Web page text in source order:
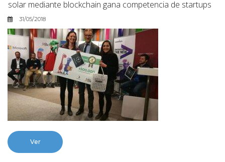
solar mediante blockchain gana competencia de startups
31/05/2018
Ver